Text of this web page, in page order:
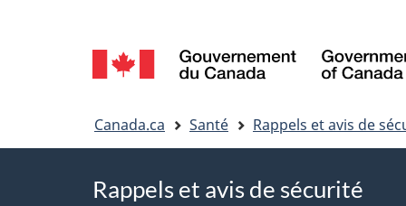
Sélection
de
la
Canada.ca Santé Rappels et avis de
Rappels et avis de sécurité